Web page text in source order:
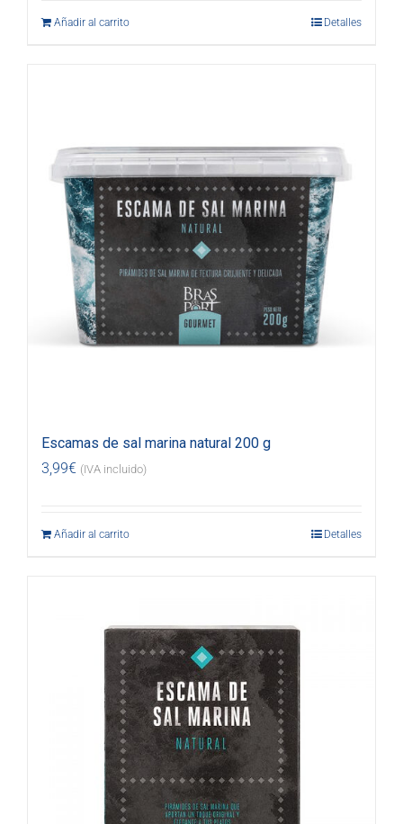
Añadir al carrito Detalles
Escamas de sal marina natural 200 g
3,99€ (IVA incluido)
Añadir al carrito Detalles